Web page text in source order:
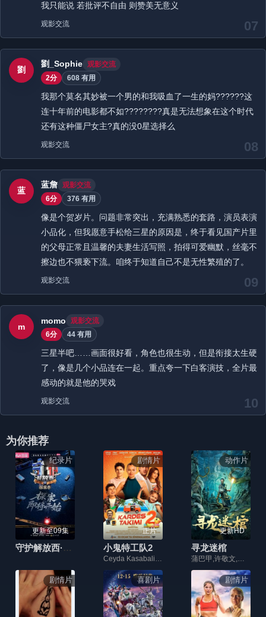
07
我只能说 若批评不自由 则赞美无意义
观影交流
08
劉
劉_Sophie 观影交流
2分
608 有用
我那个莫名其妙被一个男的和我吸血了一生的妈??????这
连十年前的电影都不如????????真是无法想象在这个时代
还有这种僵尸女主?真的没0星选择么
观影交流
09
蓝
蓝詹 观影交流
6分
376 有用
像是个贺岁片。问题非常突出，充满熟悉的套路，演员表演
小品化，但我愿意手松给三星的原因是，终于看见国产片里
的父母正常且温馨的夫妻生活写照，拍得可爱幽默，丝毫不
擦边也不猥亵下流。咱终于知道自己不是无性繁殖的了。
观影交流
10
m
momo
观影交流
6分
44 有用
三星半吧……画面很好看，角色也很生动，但是衔接太生硬
了，像是几个小品连在一起。重点夸一下白客演技，全片最
感动的就是他的哭戏
观影交流
为你推荐
纪录片
更新至09集
守护解放西·探案季
剧情片
正片
小鬼特工队2
Ceyda Kasabali,费拉特·阿尔拜伦,卡根·埃菲·阿克,埃克林·苏·乔班,Mehmet Aybars Kaya,盖杰·伊西克·德米雷尔,叶达·寇本,Suzan Acun,Berat Efe Parlar,Gülhan Tekin,阿兹古尔·埃姆雷·伊尔迪里姆,Ahmet Ak,迪尔莎·德米尔,Zerrin Sümer
动作片
更新HD
寻龙迷棺
蒲巴甲,许敬文,舒涵,周鸿波
剧情片 喜剧片 剧情片